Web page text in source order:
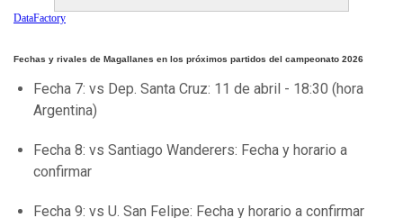
DataFactory
Fechas y rivales de Magallanes en los próximos partidos del campeonato 2026
Fecha 7: vs Dep. Santa Cruz: 11 de abril - 18:30 (hora
Argentina)
Fecha 8: vs Santiago Wanderers: Fecha y horario a
confirmar
Fecha 9: vs U. San Felipe: Fecha y horario a confirmar